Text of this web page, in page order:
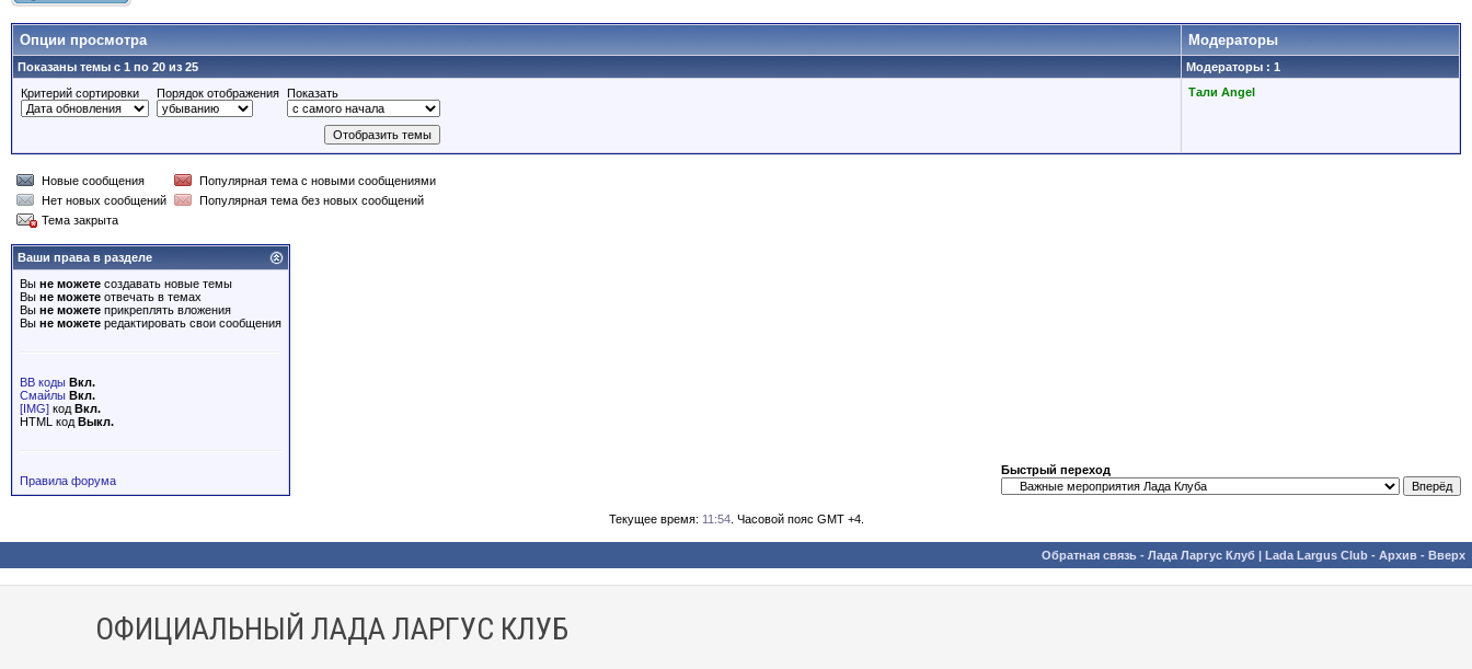
Опции просмотра Модераторы
Показаны темы с 1 по 20 из 25
Модераторы : 1
Критерий сортировки
Порядок отображения Показать Тали Angel
Новые сообщения
Популярная тема с новыми сообщениями
Нет новых сообщений
Популярная тема без новых сообщений
Тема закрыта
Ваши права в разделе
Вы не можете создавать новые темы
Вы не можете отвечать в темах
Вы не можете прикреплять вложения
Вы не можете редактировать свои сообщения
BB коды Вкл.
Смайлы Вкл.
[IMG] код Вкл.
HTML код Выкл.
Правила форума
Быстрый переход
Текущее время: 11:54. Часовой пояс GMT +4.
Обратная связь - Лада Ларгус Клуб | Lada Largus Club - Архив - Вверх
ОФИЦИАЛЬНЫЙ ЛАДА ЛАРГУС КЛУБ